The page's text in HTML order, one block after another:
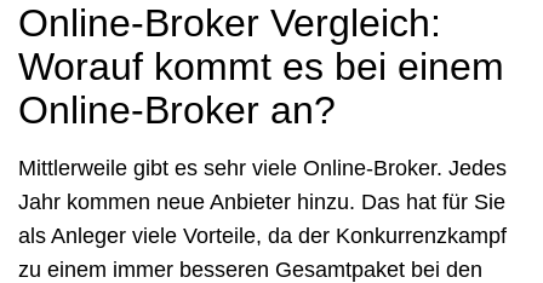
Online-Broker Vergleich:
Worauf kommt es bei einem
Online-Broker an?
Mittlerweile gibt es sehr viele Online-Broker. Jedes
Jahr kommen neue Anbieter hinzu. Das hat für Sie
als Anleger viele Vorteile, da der Konkurrenzkampf
zu einem immer besseren Gesamtpaket bei den